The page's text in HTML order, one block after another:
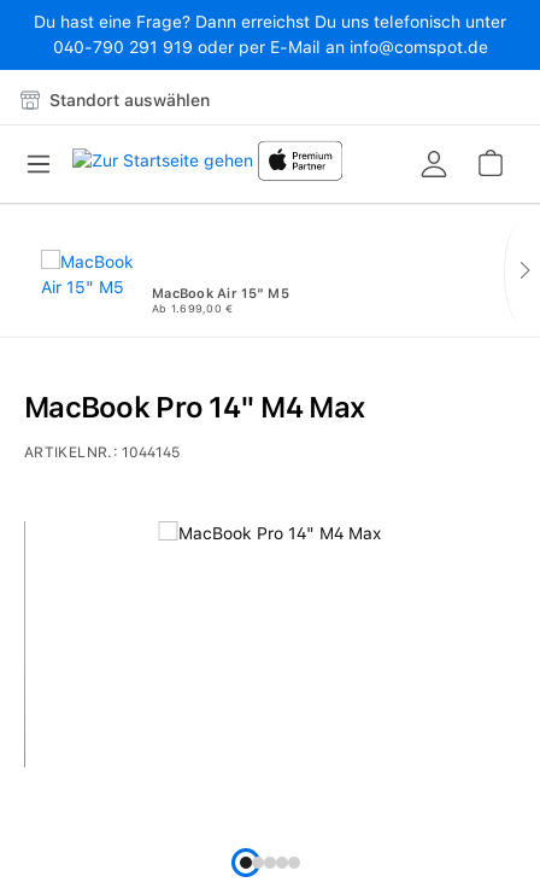
Zum Hauptinhalt springen
Du hast eine Frage? Dann erreichst Du uns telefonisch unter
040-790 291 919 oder per E-Mail an info@comspot.de
Standort auswählen
MacBook Air 15" M5
Ab 1.699,00 €
Bildergalerie überspringen
MacBook Pro 14" M4 Max
ARTIKELNR.:1044145